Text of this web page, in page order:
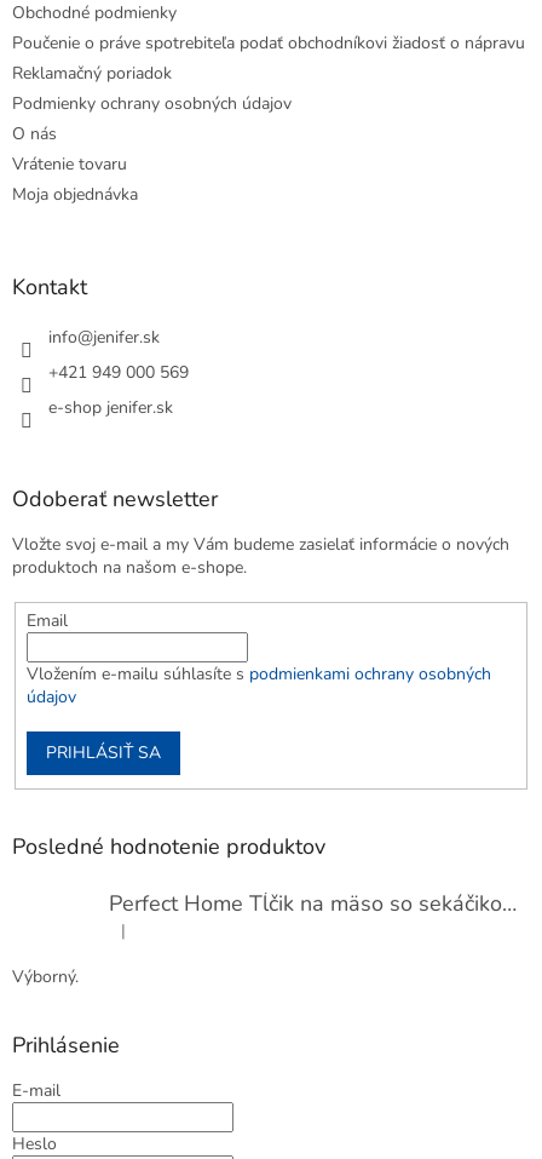
Obchodné podmienky
Poučenie o práve spotrebiteľa podať obchodníkovi žiadosť o nápravu
Reklamačný poriadok
Podmienky ochrany osobných údajov
O nás
Vrátenie tovaru
Moja objednávka
Kontakt
info@jenifer.sk
+421 949 000 569
e-shop jenifer.sk
Odoberať newsletter
Vložte svoj e-mail a my Vám budeme zasielať informácie o nových
produktoch na našom e-shope.
Email
Vložením e-mailu súhlasíte s podmienkami ochrany osobných
údajov
PRIHLÁSIŤ SA
Posledné hodnotenie produktov
Perfect Home Tĺčik na mäso so sekáčikom, 56893
Hodnotenie produktu je 5 z 5 hviezdičiek.
|
Výborný.
Prihlásenie
E-mail
Heslo